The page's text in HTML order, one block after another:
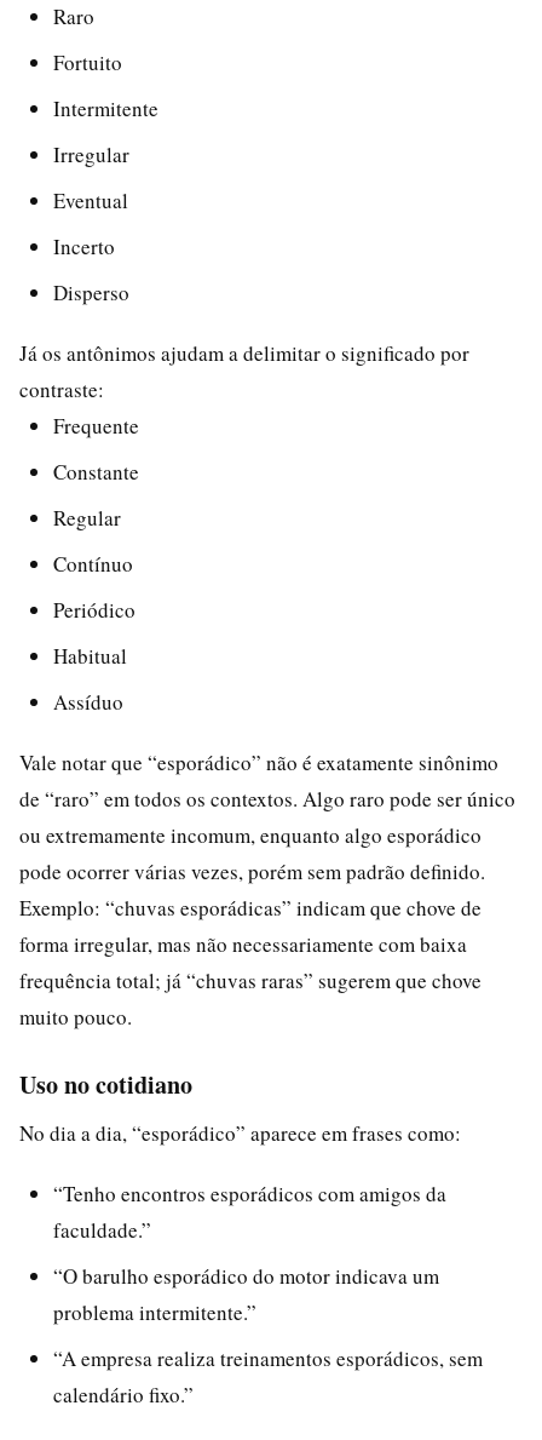
Raro
Fortuito
Intermitente
Irregular
Eventual
Incerto
Disperso
Já os antônimos ajudam a delimitar o significado por
contraste:
Frequente
Constante
Regular
Contínuo
Periódico
Habitual
Assíduo
Vale notar que “esporádico” não é exatamente sinônimo
de “raro” em todos os contextos. Algo raro pode ser único
ou extremamente incomum, enquanto algo esporádico
pode ocorrer várias vezes, porém sem padrão definido.
Exemplo: “chuvas esporádicas” indicam que chove de
forma irregular, mas não necessariamente com baixa
frequência total; já “chuvas raras” sugerem que chove
muito pouco.
Uso no cotidiano
No dia a dia, “esporádico” aparece em frases como:
“Tenho encontros esporádicos com amigos da
faculdade.”
“O barulho esporádico do motor indicava um
problema intermitente.”
“A empresa realiza treinamentos esporádicos, sem
calendário fixo.”